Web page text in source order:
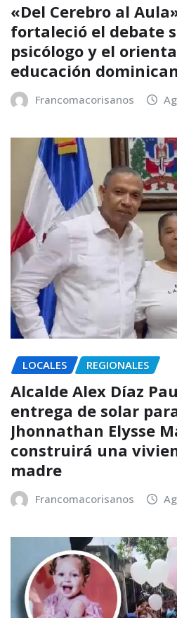
«Del Cerebro al
fortaleció el debate
psicólogo y el
educación
Francomacorisanos
LOCALES REGIONALES
Alcalde Alex Díaz
entrega de solar
Jhonnathan Elysse
construirá una
madre
Francomacorisanos